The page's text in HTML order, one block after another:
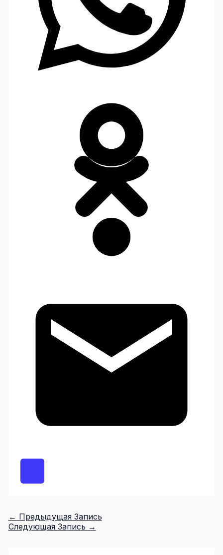
← Предыдущая Запись
Следующая Запись →